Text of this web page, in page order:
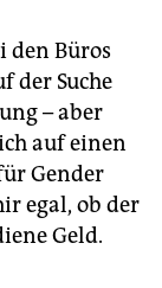
den Büros
der Suche
– aber
auf einen
Gender
egal, ob der
Geld.